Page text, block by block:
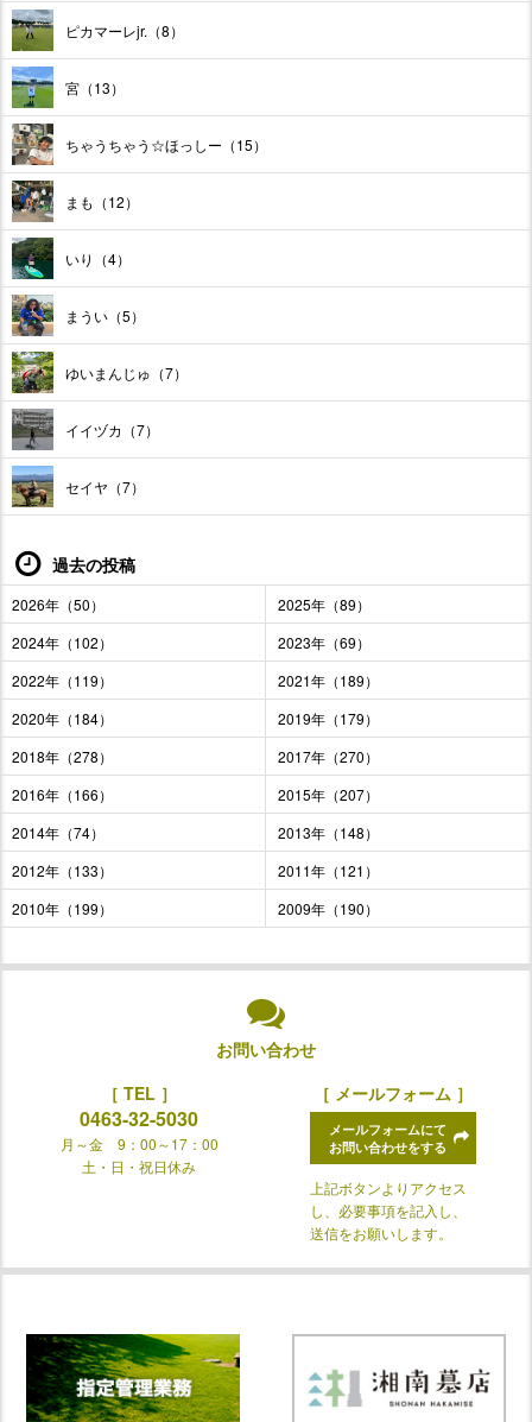
ピカマーレjr.（8）
宮（13）
ちゃうちゃう☆ほっしー（15）
まも（12）
いり（4）
まうい（5）
ゆいまんじゅ（7）
イイヅカ（7）
セイヤ（7）
過去の投稿
2026年（50）
2025年（89）
2024年（102）
2023年（69）
2022年（119）
2021年（189）
2020年（184）
2019年（179）
2018年（278）
2017年（270）
2016年（166）
2015年（207）
2014年（74）
2013年（148）
2012年（133）
2011年（121）
2010年（199）
2009年（190）
お問い合わせ
［ TEL ］
0463-32-5030
月～金 9：00～17：00
土・日・祝日休み
［ メールフォーム ］
メールフォームにて
お問い合わせをする
上記ボタンよりアクセス
し、必要事項を記入し、
送信をお願いします。